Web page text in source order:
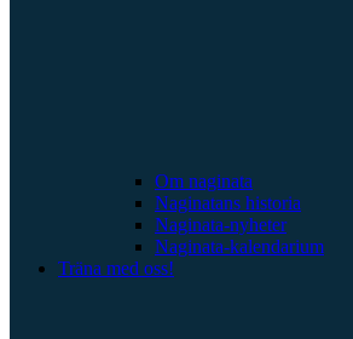
Om naginata
Naginatans historia
Naginata-nyheter
Naginata-kalendarium
Träna med oss!